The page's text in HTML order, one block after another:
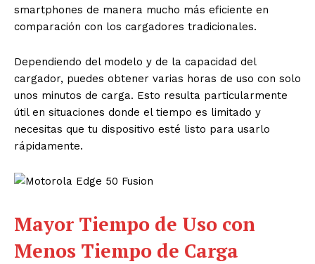
smartphones de manera mucho más eficiente en
comparación con los cargadores tradicionales.
Dependiendo del modelo y de la capacidad del
cargador, puedes obtener varias horas de uso con solo
unos minutos de carga. Esto resulta particularmente
útil en situaciones donde el tiempo es limitado y
necesitas que tu dispositivo esté listo para usarlo
rápidamente.
Mayor Tiempo de Uso con
Menos Tiempo de Carga